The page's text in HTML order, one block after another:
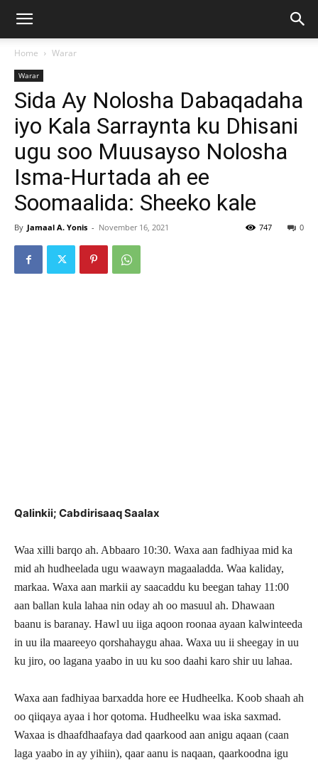
Home Warar
Warar
Sida Ay Nolosha Dabaqadaha
iyo Kala Sarraynta ku Dhisani
ugu soo Muusayso Nolosha
Isma-Hurtada ah ee
Soomaalida: Sheeko kale
By Jamaal A. Yonis - November 16, 2021 0
747
Qalinkii; Cabdirisaaq Saalax
Waa xilli barqo ah. Abbaaro 10:30. Waxa aan fadhiyaa mid ka
mid ah hudheelada ugu waawayn magaaladda. Waa kaliday,
markaa. Waxa aan markii ay saacaddu ku beegan tahay 11:00
aan ballan kula lahaa nin oday ah oo masuul ah. Dhawaan
baanu is baranay. Hawl uu iiga aqoon roonaa ayaan kalwinteeda
in uu ila maareeyo qorshahaygu ahaa. Waxa uu ii sheegay in uu
ku jiro, oo lagana yaabo in uu ku soo daahi karo shir uu lahaa.
Waxa aan fadhiyaa barxadda hore ee Hudheelka. Koob shaah ah
oo qiiqaya ayaa i hor qotoma. Hudheelku waa iska saxmad.
Waxaa is dhaafdhaafaya dad qaarkood aan anigu aqaan (caan
laga yaabo in ay yihiin), qaar aanu is naqaan, qaarkoodna igu